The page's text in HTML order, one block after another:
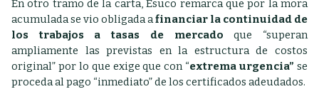
En otro tramo de la carta, Esuco remarca que por la mora
acumulada se vio obligada a financiar la continuidad de
los trabajos a tasas de mercado que “superan
ampliamente las previstas en la estructura de costos
original” por lo que exige que con “extrema urgencia” se
proceda al pago “inmediato” de los certificados adeudados.